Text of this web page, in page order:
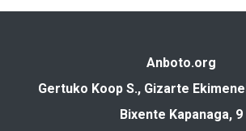
Anboto.org
Gertuko Koop S., Gizarte
Bixente Kapanaga, 9